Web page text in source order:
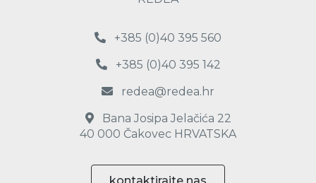
+385 (0)40 395 560
+385 (0)40 395 142
redea@redea.hr
Bana Josipa Jelačića 22
40 000 Čakovec HRVATSKA